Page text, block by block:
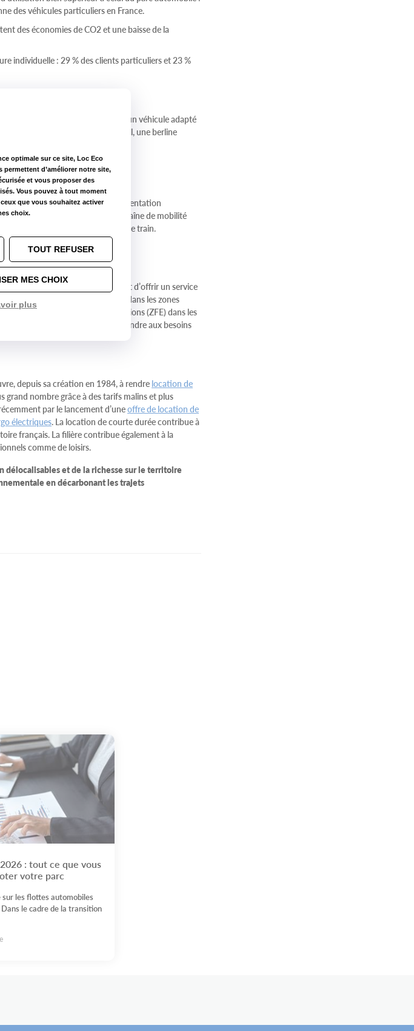
des véhicules particuliers en France.
des économies de CO2 et une baisse de la
individuelle : 29 % des clients particuliers et 23 %
avant tout pour bénéficier d’un véhicule adapté
un salon professionnel, une berline
vous en centre-ville...
endroits stratégiques à forte fréquentation
l’un des maillons clés de la chaîne de mobilité
effectuées en intermodalité avec le train.
la location de proximité permet d’offrir un service
une solution pour se déplacer dans les zones
aux zones à faibles émissions (ZFE) dans les
1 et 2 ou encore pour répondre aux besoins
de véhicules à tarifs réduits.
depuis sa création en 1984, à rendrelocation de
grand nombre grâce à des tarifs malins et plus
par le lancement d’uneoffre de location de
électriques. La location de courte durée contribue à
français. La filière contribue également à la
comme de loisirs.
délocalisables et de la richesse sur le territoire
en décarbonant les trajets
: tout ce que vous
votre parc
les flottes automobiles
le cadre de la transition
optimale sur ce site, Loc Eco
permettent d’améliorer notre site,
et vous proposer des
Vous pouvez à tout moment
que vous souhaitez activer
choix.
TOUT REFUSER
MES CHOIX
plus